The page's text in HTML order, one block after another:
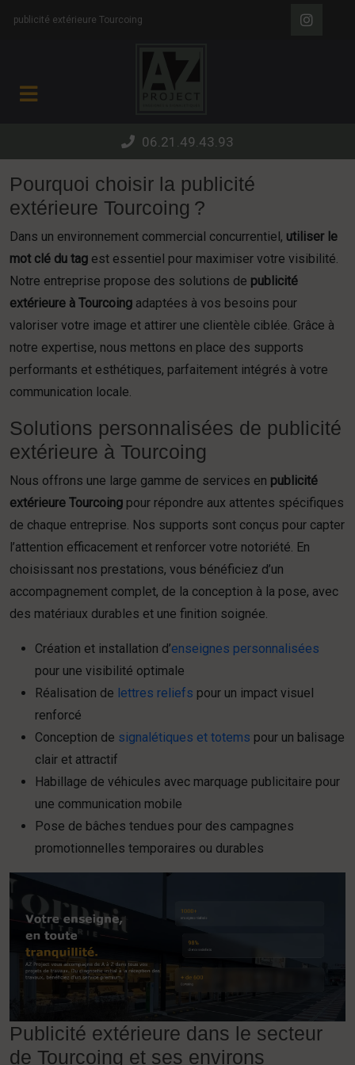
publicité extérieure Tourcoing
06.21.49.43.93
Pourquoi choisir la publicité
extérieure Tourcoing ?
Dans un environnement commercial concurrentiel, utiliser le
mot clé du tag est essentiel pour maximiser votre visibilité.
Notre entreprise propose des solutions de publicité
extérieure à Tourcoing adaptées à vos besoins pour
valoriser votre image et attirer une clientèle ciblée. Grâce à
notre expertise, nous mettons en place des supports
performants et esthétiques, parfaitement intégrés à votre
communication locale.
Solutions personnalisées de publicité
extérieure à Tourcoing
Nous offrons une large gamme de services en publicité
extérieure Tourcoing pour répondre aux attentes spécifiques
de chaque entreprise. Nos supports sont conçus pour capter
l’attention efficacement et renforcer votre notoriété. En
choisissant nos prestations, vous bénéficiez d’un
accompagnement complet, de la conception à la pose, avec
des matériaux durables et une finition soignée.
Création et installation d’enseignes personnalisées
pour une visibilité optimale
Réalisation de lettres reliefs pour un impact visuel
renforcé
Conception de signalétiques et totems pour un balisage
clair et attractif
Habillage de véhicules avec marquage publicitaire pour
une communication mobile
Pose de bâches tendues pour des campagnes
promotionnelles temporaires ou durables
Publicité extérieure dans le secteur
de Tourcoing et ses environs